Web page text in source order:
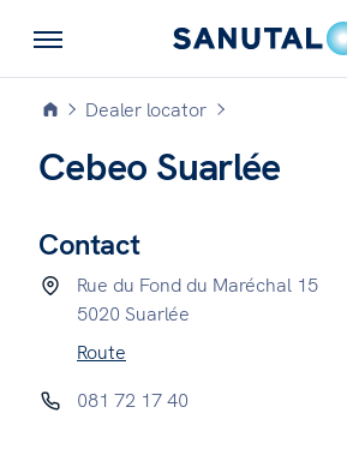
Dealer locator
Cebeo Suarlée
Contact
Rue du Fond du Maréchal 15
5020 Suarlée
Route
081 72 17 40